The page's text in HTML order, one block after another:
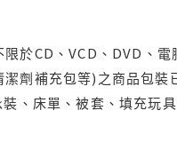
於CD、VCD、DVD、
劑補充包等)之商品包
、床單、被套、填充玩